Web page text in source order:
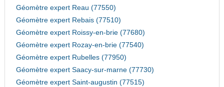
Géomètre expert Reau (77550)
Géomètre expert Rebais (77510)
Géomètre expert Roissy-en-brie (77680)
Géomètre expert Rozay-en-brie (77540)
Géomètre expert Rubelles (77950)
Géomètre expert Saacy-sur-marne (77730)
Géomètre expert Saint-augustin (77515)